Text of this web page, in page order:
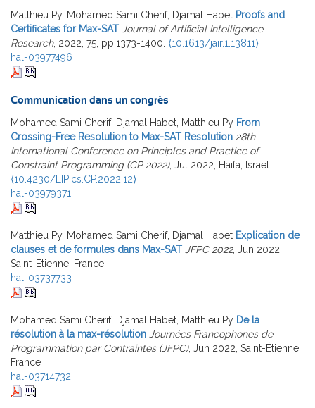
Matthieu Py, Mohamed Sami Cherif, Djamal Habet Proofs and
Certificates for Max-SAT Journal of Artificial Intelligence
Research, 2022, 75, pp.1373-1400. ⟨10.1613/jair.1.13811⟩
hal-03977496
Communication dans un congrès
Mohamed Sami Cherif, Djamal Habet, Matthieu Py From
Crossing-Free Resolution to Max-SAT Resolution 28th
International Conference on Principles and Practice of
Constraint Programming (CP 2022), Jul 2022, Haifa, Israel.
⟨10.4230/LIPIcs.CP.2022.12⟩
hal-03979371
Matthieu Py, Mohamed Sami Cherif, Djamal Habet Explication de
clauses et de formules dans Max-SAT JFPC 2022, Jun 2022,
Saint-Etienne, France
hal-03737733
Mohamed Sami Cherif, Djamal Habet, Matthieu Py De la
résolution à la max-résolution Journées Francophones de
Programmation par Contraintes (JFPC), Jun 2022, Saint-Étienne,
France
hal-03714732